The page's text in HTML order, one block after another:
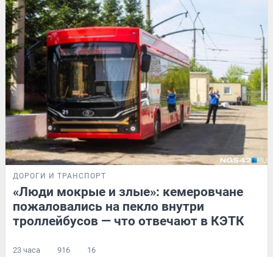
ДОРОГИ И ТРАНСПОРТ
«Люди мокрые и злые»: кемеровчане
пожаловались на пекло внутри
троллейбусов — что отвечают в КЭТК
23 часа 916 16